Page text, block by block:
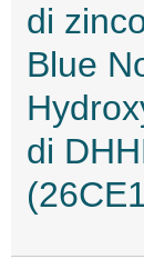
di
Blue
di